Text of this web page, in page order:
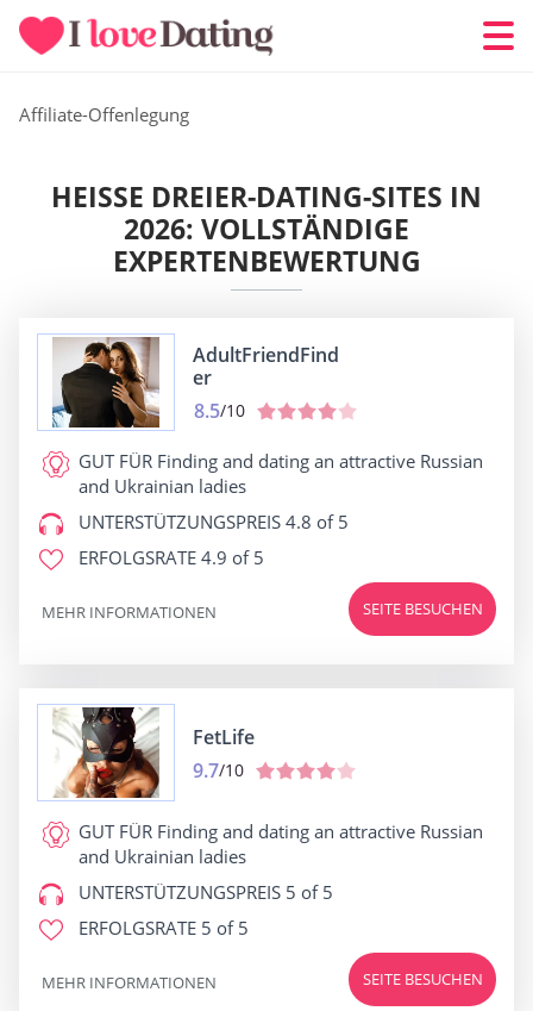
Affiliate-Offenlegung
HEISSE DREIER-DATING-SITES IN 2
026: VOLLSTÄNDIGE E
XPERTENBEWERTUNG
AdultFriendFind
er
8.5/10
GUT FÜR Finding and dating an attractive Russian
and Ukrainian ladies
UNTERSTÜTZUNGSPREIS 4.8 of 5
ERFOLGSRATE 4.9 of 5
SEITE BESUCHEN
MEHR INFORMATIONEN
FetLife
9.7/10
GUT FÜR Finding and dating an attractive Russian
and Ukrainian ladies
UNTERSTÜTZUNGSPREIS 5 of 5
ERFOLGSRATE 5 of 5
SEITE BESUCHEN
MEHR INFORMATIONEN